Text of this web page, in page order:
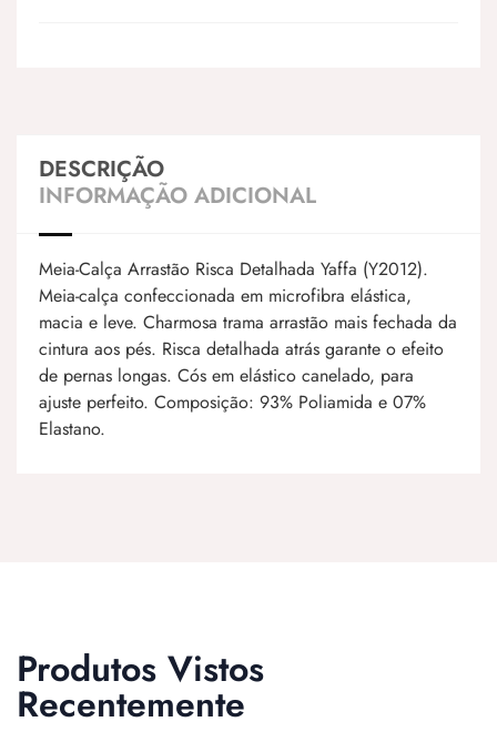
DESCRIÇÃO
INFORMAÇÃO ADICIONAL
Meia-Calça Arrastão Risca Detalhada Yaffa (Y2012).
Meia-calça confeccionada em microfibra elástica,
macia e leve. Charmosa trama arrastão mais fechada da
cintura aos pés. Risca detalhada atrás garante o efeito
de pernas longas. Cós em elástico canelado, para
ajuste perfeito. Composição: 93% Poliamida e 07%
Elastano.
Produtos Vistos
Recentemente